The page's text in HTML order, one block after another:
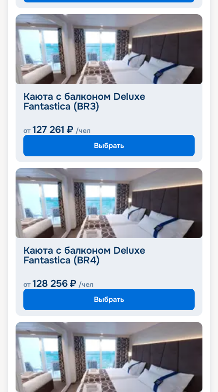
Каюта с балконом Deluxe
Fantastica (BR3)
от 127 261 ₽ /чел
Выбрать
Каюта с балконом Deluxe
Fantastica (BR4)
от 128 256 ₽ /чел
Выбрать